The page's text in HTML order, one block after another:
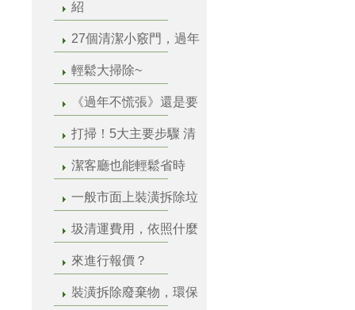
紹
27個清潔小竅門，過年
輕鬆大掃除~
《過年不慌張》還是要
打掃！5大主要步驟 清
潔客廳也能輕鬆省時
一般市面上裝潢拆除垃
圾清運費用，依照什麼
來進行報價？
裝潢拆除廢棄物，環保